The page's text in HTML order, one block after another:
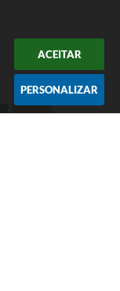
ACEITAR
PERSONALIZAR